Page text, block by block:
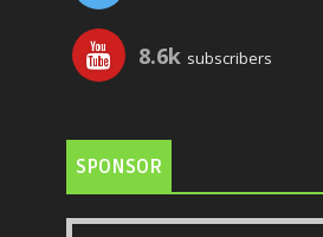
8.6k subscribers
SPONSOR